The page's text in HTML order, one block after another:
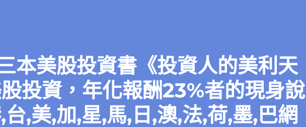
本美股投資書《投資人的美利天
投資，年化報酬23%者的現身說
,美,加,星,馬,日,澳,法,荷,墨,巴網